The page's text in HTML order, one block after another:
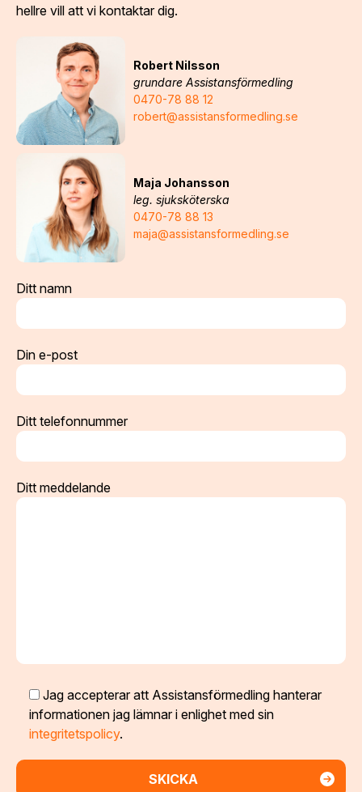
hellre vill att vi kontaktar dig.
Robert Nilsson
grundare Assistansförmedling
0470-78 88 12
robert@assistansformedling.se
Maja Johansson
leg. sjuksköterska
0470-78 88 13
maja@assistansformedling.se
Ditt namn
Din e-post
Ditt telefonnummer
Ditt meddelande
Jag accepterar att Assistansförmedling hanterar
informationen jag lämnar i enlighet med sin
integritetspolicy.